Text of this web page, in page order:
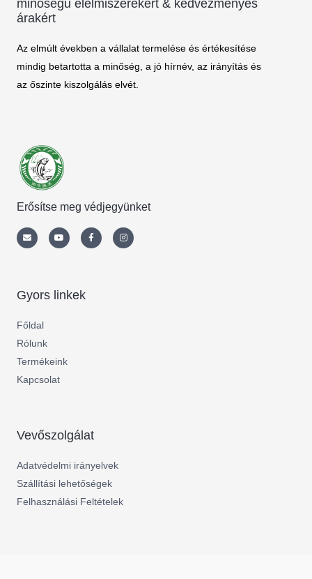
minőségű élelmiszerekért & kedvezményes
árakért
Az elmúlt években a vállalat termelése és értékesítése
mindig betartotta a minőség, a jó hírnév, az irányítás és
az őszinte kiszolgálás elvét.
Erősítse meg védjegyünket
f
Gyors linkek
Főldal
Rólunk
Termékeink
Kapcsolat
Vevőszolgálat
Adatvédelmi irányelvek
Szállítási lehetőségek
Felhasználási Feltételek